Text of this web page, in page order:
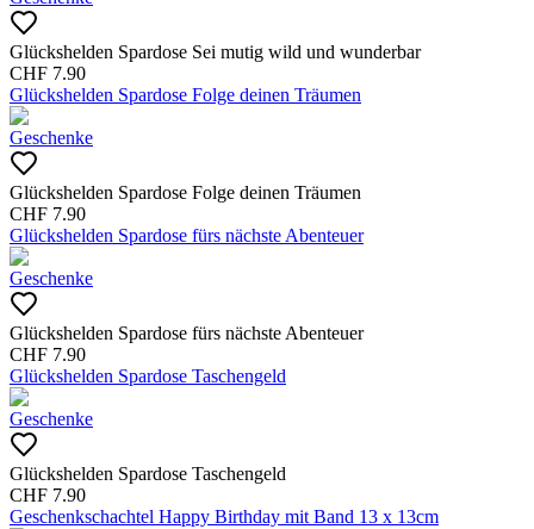
Glückshelden Spardose Sei mutig wild und wunderbar
CHF 7.90
Glückshelden Spardose Folge deinen Träumen
Geschenke
Glückshelden Spardose Folge deinen Träumen
CHF 7.90
Glückshelden Spardose fürs nächste Abenteuer
Geschenke
Glückshelden Spardose fürs nächste Abenteuer
CHF 7.90
Glückshelden Spardose Taschengeld
Geschenke
Glückshelden Spardose Taschengeld
CHF 7.90
Geschenkschachtel Happy Birthday mit Band 13 x 13cm